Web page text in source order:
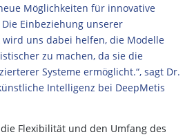
Möglichkeiten für innovative
Einbeziehung unserer
uns dabei helfen, die Modelle
zu machen, da sie die
Systeme ermöglicht.“, sagt Dr.
Intelligenz bei DeepMetis
Flexibilität und den Umfang des